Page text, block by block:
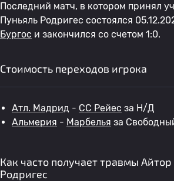
Последний матч, в котором принял
Пуньяль Родригес состоялся
Бургос и закончился со счетом 1:0.
Стоимость переходов игрока
Атл. Мадрид - СС Рейес за Н/Д
Альмерия - Марбелья за
Как часто получает травмы
Родригес